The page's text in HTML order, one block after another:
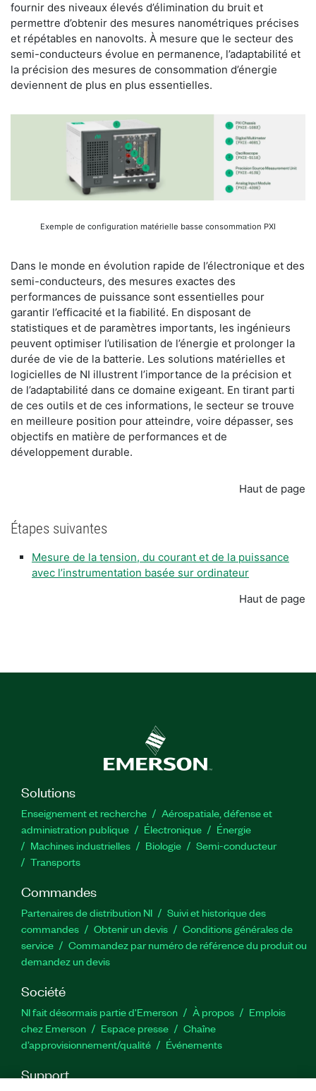
fournir des niveaux élevés d’élimination du bruit et
permettre d’obtenir des mesures nanométriques précises
et répétables en nanovolts. À mesure que le secteur des
semi-conducteurs évolue en permanence, l’adaptabilité et
la précision des mesures de consommation d’énergie
deviennent de plus en plus essentielles.
Exemple de configuration matérielle basse consommation PXI
Dans le monde en évolution rapide de l’électronique et des
semi-conducteurs, des mesures exactes des
performances de puissance sont essentielles pour
garantir l’efficacité et la fiabilité. En disposant de
statistiques et de paramètres importants, les ingénieurs
peuvent optimiser l’utilisation de l’énergie et prolonger la
durée de vie de la batterie. Les solutions matérielles et
logicielles de NI illustrent l’importance de la précision et
de l’adaptabilité dans ce domaine exigeant. En tirant parti
de ces outils et de ces informations, le secteur se trouve
en meilleure position pour atteindre, voire dépasser, ses
objectifs en matière de performances et de
développement durable.
Haut de page
Étapes suivantes
Mesure de la tension, du courant et de la puissance
avec l’instrumentation basée sur ordinateur
Haut de page
Solutions
Enseignement et recherche
Aérospatiale, défense et
administration publique
Électronique
Énergie​
Machines industrielles
Biologie
Semi-conducteur
Transports
Commandes
Partenaires de distribution NI
Suivi et historique des
commandes
Obtenir un devis
Conditions générales de
service
Commandez par numéro de référence du produit ou
demandez un devis
Société
NI fait désormais partie d'Emerson À propos
Emplois
chez Emerson
Espace presse
Chaîne
d’approvisionnement/qualité
Événements
Support